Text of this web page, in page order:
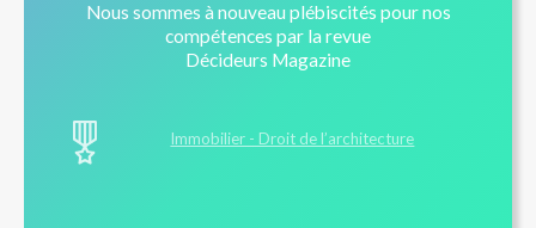
Nous sommes à nouveau plébiscités pour nos
compétences par la revue
Décideurs Magazine
Immobilier - Droit de l’architecture